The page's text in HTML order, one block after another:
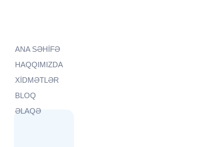
ANA SƏHİFƏ
HAQQIMIZDA
XİDMƏTLƏR
BLOQ
ƏLAQƏ